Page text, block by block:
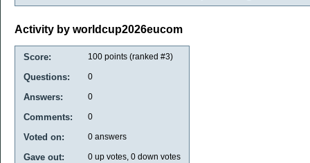
Activity by worldcup2026eucom
Score: 100 points (ranked #3)
Questions: 0
Answers: 0
Comments: 0
Voted on: 0 answers
Gave out: 0 up votes, 0 down votes